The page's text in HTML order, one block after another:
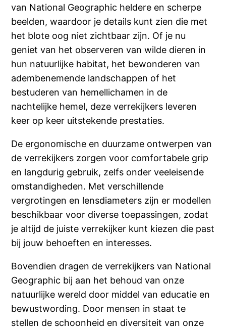
van National Geographic heldere en scherpe
beelden, waardoor je details kunt zien die met
het blote oog niet zichtbaar zijn. Of je nu
geniet van het observeren van wilde dieren in
hun natuurlijke habitat, het bewonderen van
adembenemende landschappen of het
bestuderen van hemellichamen in de
nachtelijke hemel, deze verrekijkers leveren
keer op keer uitstekende prestaties.
De ergonomische en duurzame ontwerpen van
de verrekijkers zorgen voor comfortabele grip
en langdurig gebruik, zelfs onder veeleisende
omstandigheden. Met verschillende
vergrotingen en lensdiameters zijn er modellen
beschikbaar voor diverse toepassingen, zodat
je altijd de juiste verrekijker kunt kiezen die past
bij jouw behoeften en interesses.
Bovendien dragen de verrekijkers van National
Geographic bij aan het behoud van onze
natuurlijke wereld door middel van educatie en
bewustwording. Door mensen in staat te
stellen de schoonheid en diversiteit van onze